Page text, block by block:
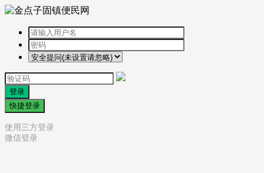
登录
快捷登录
使用三方登录
微信登录